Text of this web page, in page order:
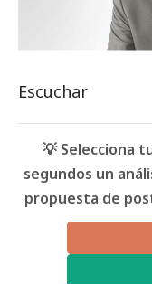
Escuchar
💡 Selecciona
segundos un
propuesta de